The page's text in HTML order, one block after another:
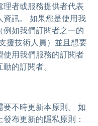
者或服務提供者代表
訊。 如果您是使用我
如我們訂閱者之一的
援技術人員）並且想要
用我們服務的訂閱者
的訂閱者。
不時更新本原則。 如
布更新的隱私原則：